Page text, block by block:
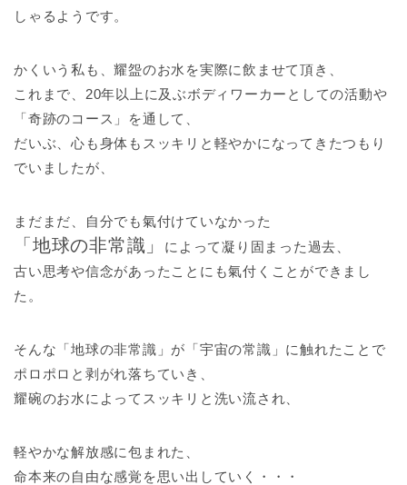
しゃるようです。
かくいう私も、耀盌のお水を実際に飲ませて頂き、
これまで、20年以上に及ぶボディワーカーとしての活動や
「奇跡のコース」を通して、
だいぶ、心も身体もスッキリと軽やかになってきたつもり
でいましたが、
まだまだ、自分でも氣付けていなかった
「地球の非常識」
によって凝り固まった過去、
古い思考や信念があったことにも氣付くことができまし
た。
そんな「地球の非常識」が「宇宙の常識」に触れたことで
ポロポロと剥がれ落ちていき、
耀碗のお水によってスッキリと洗い流され、
軽やかな解放感に包まれた、
命本来の自由な感覚を思い出していく・・・